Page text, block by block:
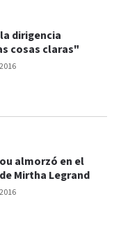
dirigencia
cosas claras"
almorzó en el
Mirtha Legrand